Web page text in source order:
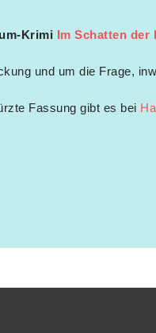
Krimi Im Schatten der
und um die Frage,
Fassung gibt es bei